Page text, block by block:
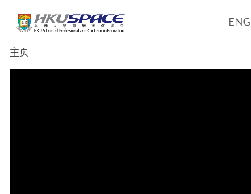
content
ENG
Main
content
主页